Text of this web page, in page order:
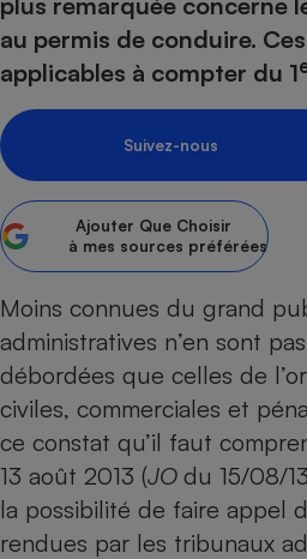
au permis de conduire.
applicables à compter du 1
Suivez-nous
Ajouter Que Choisir
à mes sources préférées
Moins connues du grand
administratives n’en sont
débordées que celles de
civiles, commerciales et
ce constat qu’il faut
13 août 2013 (JO du 15/08/
la possibilité de faire appel
rendues par les tribunaux
Choisir son fioul
Choisir son pellet
Comparateur assurance
Tous les comparateurs
Toutes les cartes interactives
Speedtest -
connexion